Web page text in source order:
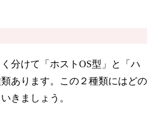
分けて「ホストOS型」と「ハ
あります。この２種類にはどの
きましょう。